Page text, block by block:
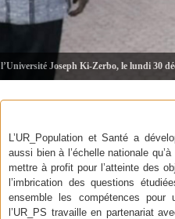
L’UR_Population et Santé a
aussi bien à l’échelle nationale
mettre à profit pour l’atteinte des
l’imbrication des questions
ensemble les compétences
l’UR_PS travaille en partenariat